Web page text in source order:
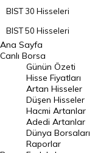
BIST 30 Hisseleri
BIST 50 Hisseleri
BIST 100 Hisseleri
En Çok Artan Hisseler
En Çok Düşen Hisseler
Hacmi Artanlar
Geçmiş Kapanışlar
Dünya Borsaları
Ana Sayfa
Canlı Borsa
Günün Özeti
Hisse Fiyatları
Artan Hisseler
Düşen Hisseler
Hacmi Artanlar
Adedi Artanlar
Dünya Borsaları
Raporlar